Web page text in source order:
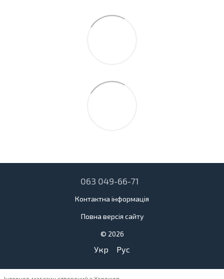
063 049-66-71
Контактна інформація
Повна версія сайту
© 2026
Укр Рус